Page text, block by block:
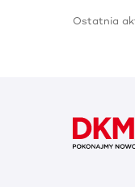
Ostatnia